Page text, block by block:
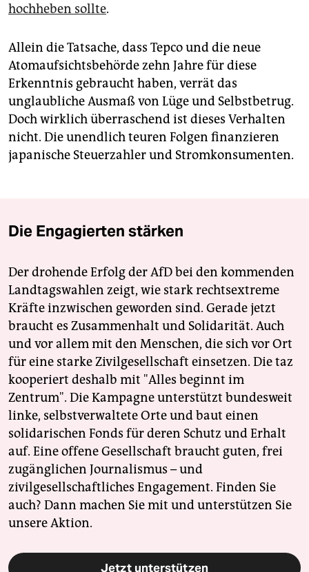
hochheben sollte.
Allein die Tatsache, dass Tepco und die neue
Atomaufsichtsbehörde zehn Jahre für diese
Erkenntnis gebraucht haben, verrät das
unglaubliche Ausmaß von Lüge und Selbstbetrug.
Doch wirklich überraschend ist dieses Verhalten
nicht. Die unendlich teuren Folgen finanzieren
japanische Steuerzahler und Stromkonsumenten.
Die Engagierten stärken
Der drohende Erfolg der AfD bei den kommenden
Landtagswahlen zeigt, wie stark rechtsextreme
Kräfte inzwischen geworden sind. Gerade jetzt
braucht es Zusammenhalt und Solidarität. Auch
und vor allem mit den Menschen, die sich vor Ort
für eine starke Zivilgesellschaft einsetzen. Die taz
kooperiert deshalb mit "Alles beginnt im
Zentrum". Die Kampagne unterstützt bundesweit
linke, selbstverwaltete Orte und baut einen
solidarischen Fonds für deren Schutz und Erhalt
auf. Eine offene Gesellschaft braucht guten, frei
zugänglichen Journalismus – und
zivilgesellschaftliches Engagement. Finden Sie
auch? Dann machen Sie mit und unterstützen Sie
unsere Aktion.
Jetzt unterstützen